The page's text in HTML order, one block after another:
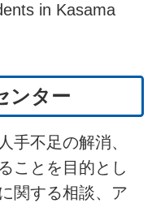
in Kasama
ンター
不足の解消、
ことを目的とし
関する相談、ア